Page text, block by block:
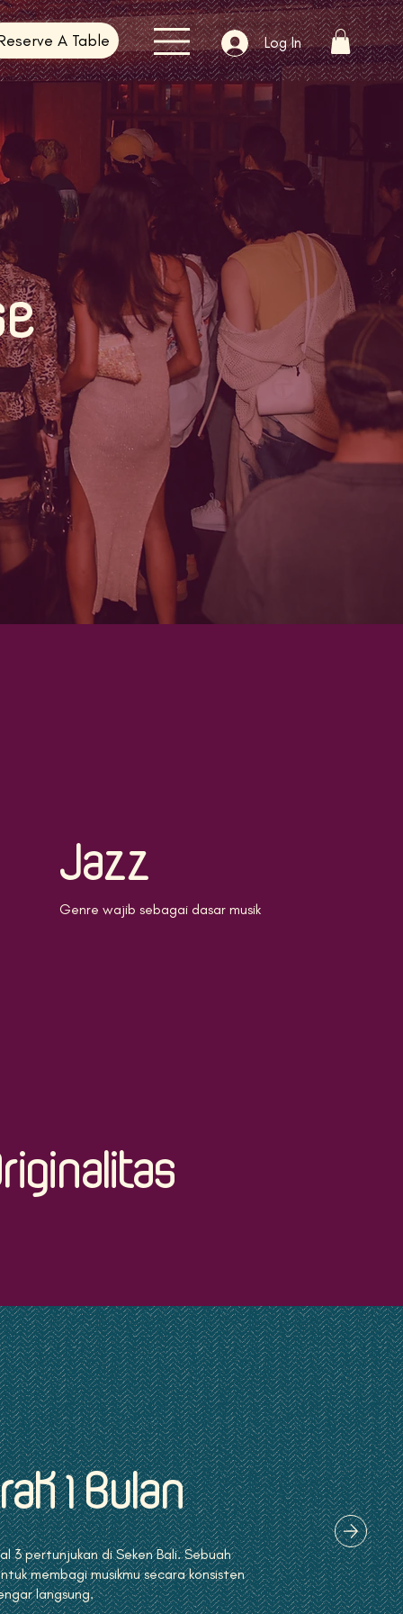
A Table Log In
Jazz
Genre wajib sebagai dasar musik
1 Bulan
3 pertunjukan di Seken Bali. Sebuah
membagi musikmu secara konsisten
langsung.